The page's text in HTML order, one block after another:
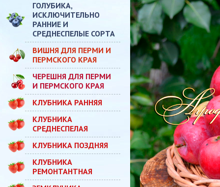
ГОЛУБИКА,
ИСКЛЮЧИТЕЛЬНО
РАННИЕ И
СРЕДНЕСПЕЛЫЕ СОРТА
ВИШНЯ ДЛЯ ПЕРМИ И
ПЕРМСКОГО КРАЯ
ЧЕРЕШНЯ ДЛЯ ПЕРМИ
И ПЕРМСКОГО КРАЯ
КЛУБНИКА РАННЯЯ
КЛУБНИКА
СРЕДНЕСПЕЛАЯ
КЛУБНИКА ПОЗДНЯЯ
КЛУБНИКА
РЕМОНТАНТНАЯ